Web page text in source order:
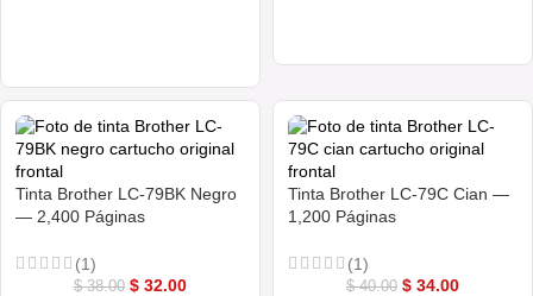
Tinta Brother LC-79BK Negro
— 2,400 Páginas
(1)
$38.00 $ 32.00
Tinta Brother LC-79C Cian —
1,200 Páginas
(1)
$40.00 $ 34.00